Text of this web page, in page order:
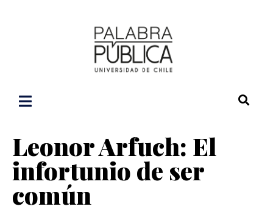
Leonor Arfuch: El
infortunio de ser
común